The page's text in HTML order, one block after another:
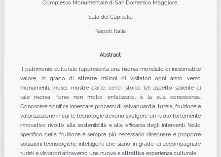
Complesso Monumentale di San Domenico Maggiore,
Sala del Capitolo,
Napoli, Italia
Abstract
Il patrimonio culturale rappresenta una risorsa mondiale di inestimabile
valore, in grado di attrarre milioni di visitatori ogni anno verso
monumenti, musei, mostre d’arte, centri storici. Un aspetto saliente di
tale risorsa, forse non molto enfatizzato, è la sua conoscenza.
Conoscere significa innescare processi di salvaguardia, tutela, fruizione e
valorizzazione in cui le tecnologie devono svolgere un ruolo fortemente
innovativo rivolto alla sostenibilità e alla efficacia degli interventi. Nello
specifico della fruizione è sempre più necessario disegnare e proporre
soluzioni tecnologiche intelligenti che siano in grado di accompagnare
turisti e visitatori attraverso una nuova e attrattiva esperienza culturale.